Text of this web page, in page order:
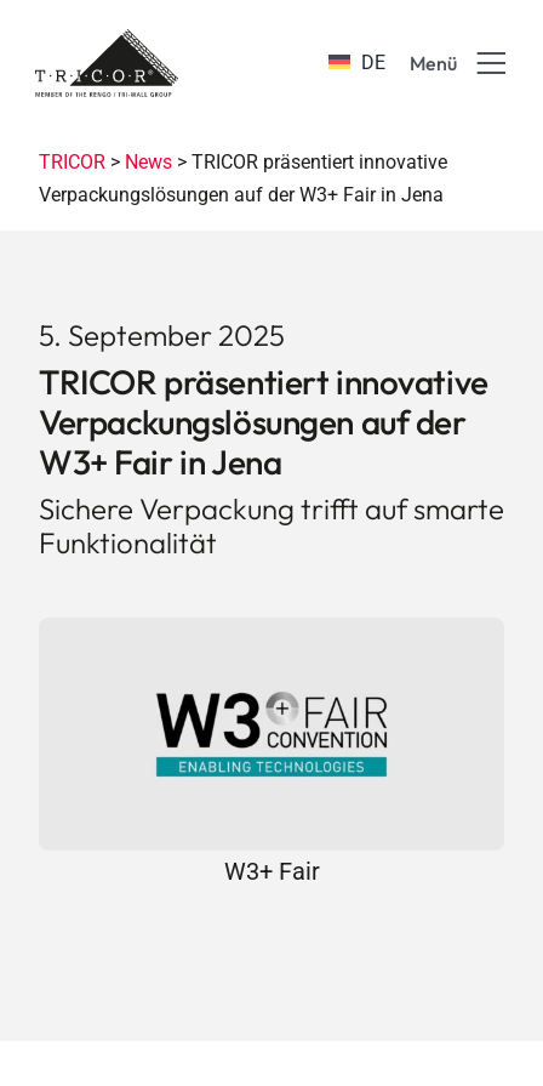
content
Menü
Produkte & Branchen
Ausbildung & Karriere
Nachhaltigkeit
Kontakt
DE
TRICOR > News > TRICOR präsentiert innovative
Verpackungslösungen auf der W3+ Fair in Jena
5. September 2025
TRICOR präsentiert innovative
Verpackungslösungen auf der
W3+ Fair in Jena
Sichere Verpackung trifft auf smarte
Funktionalität
W3+ Fair